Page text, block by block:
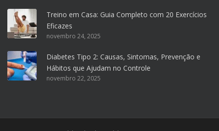
Treino em Casa: Guia Completo com 20 Exercícios
Eficazes
novembro 24, 2025
Diabetes Tipo 2: Causas, Sintomas, Prevenção e
Hábitos que Ajudam no Controle
novembro 22, 2025